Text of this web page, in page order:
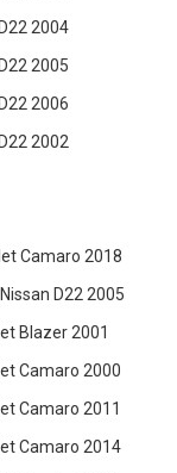
2004
2005
2006
2002
Camaro 2018
D22 2005
Blazer 2001
Camaro 2000
Camaro 2011
Camaro 2014